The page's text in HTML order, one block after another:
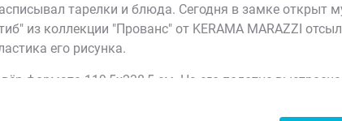
тарелки и блюда. Сегодня в замке открыт
из коллекции "Прованс" от KERAMA MARAZZI
его рисунка.
формата 119,5x238,5 см. На его полотне